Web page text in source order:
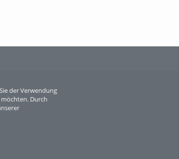
der Verwendung
Durch
Sperber